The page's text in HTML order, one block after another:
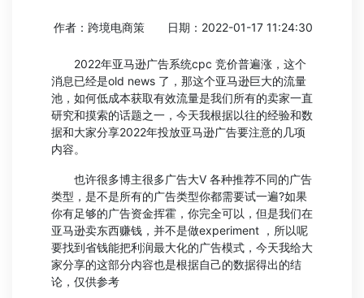
作者：跨境电商策 日期：2022-01-17 11:24:30
2022年亚马逊广告系统cpc 竞价普遍涨，这个
消息已经是old news 了，那这个亚马逊巨大的流量
池，如何低成本获取有效流量是我们所有的卖家一直
研究和摸索的话题之一，今天我根据以往的经验和数
据和大家分享2022年投放亚马逊广告要注意的几项
内容。
也许很多博主很多广告大V 各种推荐不同的广告
类型，是不是所有的广告类型你都需要试一遍?如果
你有足够的广告资金挥霍，你完全可以，但是我们在
亚马逊卖东西赚钱，并不是做experiment ，所以呢
要找到省钱能把利润最大化的广告模式，今天我给大
家分享的这部分内容也是根据自己的数据得出的结
论，仅供参考